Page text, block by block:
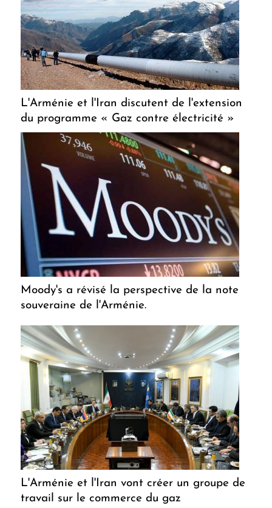
L'Arménie et l'Iran discutent de l'extension
du programme « Gaz contre électricité »
Moody's a révisé la perspective de la note
souveraine de l'Arménie.
L'Arménie et l'Iran vont créer un groupe de
travail sur le commerce du gaz